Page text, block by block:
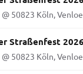
50823 Köln,
Straßenfest 2026
50823 Köln,